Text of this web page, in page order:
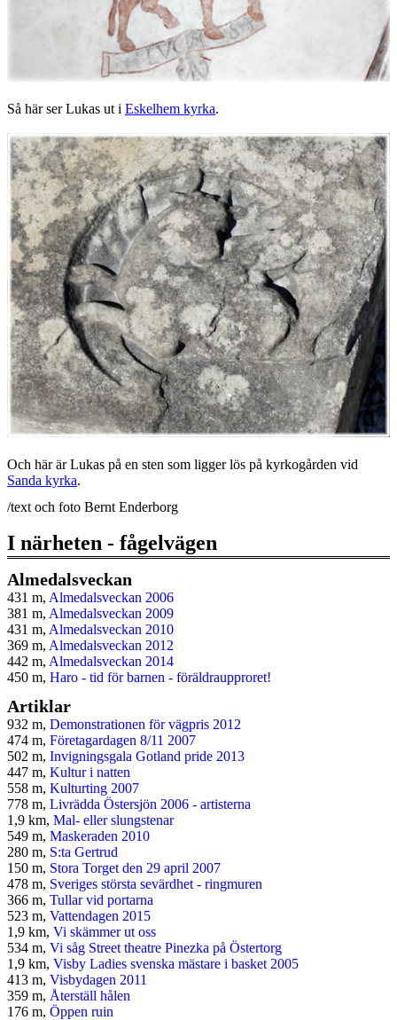
Så här ser Lukas ut i Eskelhem kyrka.
Och här är Lukas på en sten som ligger lös på kyrkogården vid
Sanda kyrka.
/text och foto Bernt Enderborg
I närheten - fågelvägen
Almedalsveckan
431 m, Almedalsveckan 2006
381 m, Almedalsveckan 2009
431 m, Almedalsveckan 2010
369 m, Almedalsveckan 2012
442 m, Almedalsveckan 2014
450 m, Haro - tid för barnen - föräldraupproret!
Artiklar
932 m, Demonstrationen för vägpris 2012
474 m, Företagardagen 8/11 2007
502 m, Invigningsgala Gotland pride 2013
447 m, Kultur i natten
558 m, Kulturting 2007
778 m, Livrädda Östersjön 2006 - artisterna
1,9 km, Mal- eller slungstenar
549 m, Maskeraden 2010
280 m, S:ta Gertrud
150 m, Stora Torget den 29 april 2007
478 m, Sveriges största sevärdhet - ringmuren
366 m, Tullar vid portarna
523 m, Vattendagen 2015
1,9 km, Vi skämmer ut oss
534 m, Vi såg Street theatre Pinezka på Östertorg
1,9 km, Visby Ladies svenska mästare i basket 2005
413 m, Visbydagen 2011
359 m, Återställ hålen
176 m, Öppen ruin